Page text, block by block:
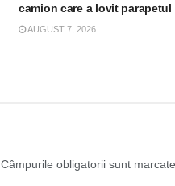
camion care a lovit parapetul
AUGUST 7, 2026
Câmpurile obligatorii sunt